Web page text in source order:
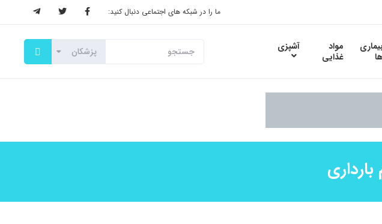
ما را در شبکه های اجتماعی دنبال کنید:
ها
مواد
غذایی
آشپزی